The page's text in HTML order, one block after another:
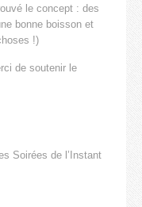
le concept : des
bonne boisson et
!)
de soutenir le
Soirées de l’Instant